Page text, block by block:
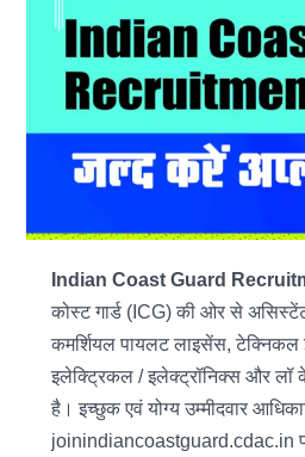
Indian Coast Guard
कोस्ट गार्ड (ICG) की ओर से
कमर्शियल पायलट लाइसेंस, टेक्निकल
इलेक्ट्रिकल / इलेक्ट्रॉनिक्स और लॉ के
है। इच्छुक एवं योग्य उम्मीदवार
joinindiancoastguard.cdac.in